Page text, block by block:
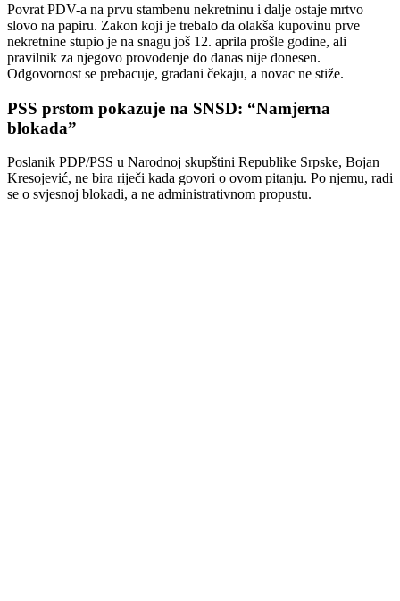
Povrat PDV-a na prvu stambenu nekretninu i dalje ostaje mrtvo
slovo na papiru. Zakon koji je trebalo da olakša kupovinu prve
nekretnine stupio je na snagu još 12. aprila prošle godine, ali
pravilnik za njegovo provođenje do danas nije donesen.
Odgovornost se prebacuje, građani čekaju, a novac ne stiže.
PSS prstom pokazuje na SNSD: “Namjerna
blokada”
Poslanik PDP/PSS u Narodnoj skupštini Republike Srpske, Bojan
Kresojević, ne bira riječi kada govori o ovom pitanju. Po njemu, radi
se o svjesnoj blokadi, a ne administrativnom propustu.